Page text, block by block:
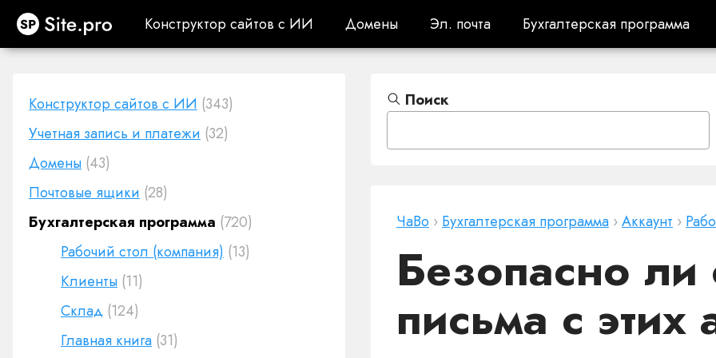
Site.pro Конструктор сайтов с ИИ
Конструктор сайтов с ИИ Домены
Домены Эл. почта
Эл. почта Бухгалтерская программа
Бухгалтерская программа
Конструктор сайтов с ИИ (343)
Учетная запись и платежи (32)
Домены (43)
Почтовые ящики (28)
Бухгалтерская программа (720)
Рабочий стол (компания) (13)
Клиенты (11)
Cклад (124)
Главная книга (31)
Поиск
ЧаВо › Бухгалтерская программа ›Аккаунт ›
Безопасно ли
письма с этих